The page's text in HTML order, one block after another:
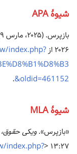
شیوهٔ APA
بازپرس. (۲۰۲۵، مارس ۹).
۲۰۲۶ از
index.php?
&oldid=461152
.
شیوهٔ MLA
«بازپرس».ویکی حقوق،
index.php?